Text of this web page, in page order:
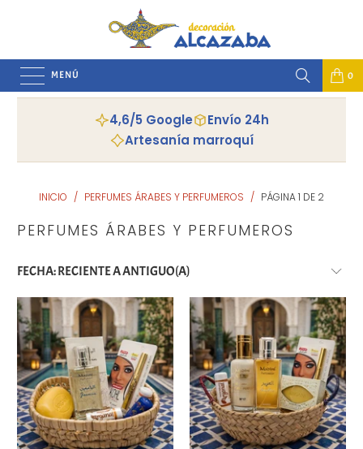
MENÚ 0
4,6/5 Google
Envío 24h
Artesanía marroquí
INICIO / PERFUMES ÁRABES Y PERFUMEROS / PÁGINA 1 DE 2
PERFUMES ÁRABES Y PERFUMEROS